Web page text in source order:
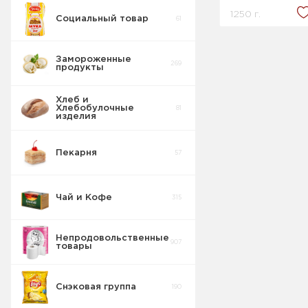
Социальный товар 61
Замороженные
продукты
269
Хлеб и
Хлебобулочные
изделия
81
Пекарня 57
Чай и Кофе 315
Непродовольственные
товары
907
Снэковая группа 190
1250 г.